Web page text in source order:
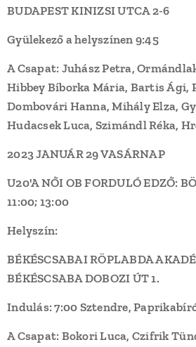
BUDAPEST KINIZSI UTCA 2-6
Gyülekező a helyszínen 9:45
A Csapat: Juhász Petra,
Hibbey Bíborka Mária, Bartis Ági,
Dombovári Hanna, Mihály Elza,
Hudacsek Luca, Szimándl Réka,
2023 JANUÁR 29 VASÁRNAP
U20'A NŐI OB FORDULÓ EDZŐ:
11:00; 13:00
Helyszín:
BÉKÉSCSABAI RÖPLABDA
BÉKÉSCSABA DOBOZI ÚT 1.
Indulás: 7:00 Sztendre,
A Csapat: Bokori Luca, Czifrik